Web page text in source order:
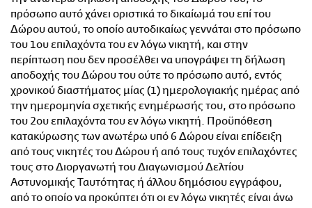
πρόσωπο αυτό χάνει οριστικά το δικαίωμά του επί του
Δώρου αυτού, το οποίο αυτοδικαίως γεννάται στο πρόσωπο
του 1ου επιλαχόντα του εν λόγω νικητή, και στην
περίπτωση που δεν προσέλθει να υπογράψει τη δήλωση
αποδοχής του Δώρου του ούτε το πρόσωπο αυτό, εντός
χρονικού διαστήματος μίας (1) ημερολογιακής ημέρας από
την ημερομηνία σχετικής ενημέρωσής του, στο πρόσωπο
του 2ου επιλαχόντα του εν λόγω νικητή. Προϋπόθεση
κατακύρωσης των ανωτέρω υπό 6 Δώρου είναι επίδειξη
από τους νικητές του Δώρου ή από τους τυχόν επιλαχόντες
τους στο Διοργανωτή του Διαγωνισμού Δελτίου
Αστυνομικής Ταυτότητας ή άλλου δημόσιου εγγράφου,
από το οποίο να προκύπτει ότι οι εν λόγω νικητές είναι άνω